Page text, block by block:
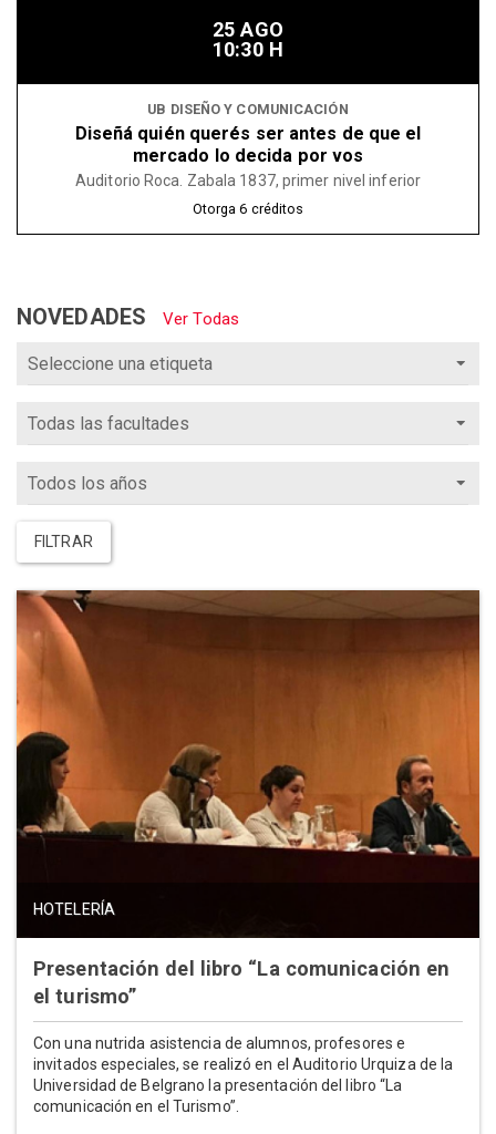
25 AGO
10:30 H
UB DISEÑO Y COMUNICACIÓN
Diseñá quién querés ser antes de que el
mercado lo decida por vos
Auditorio Roca. Zabala 1837, primer nivel inferior
Otorga6 créditos
NOVEDADES Ver Todas
FILTRAR
HOTELERÍA
Presentación del libro “La comunicación en
el turismo”
Con una nutrida asistencia de alumnos, profesores e
invitados especiales, se realizó en el Auditorio Urquiza de la
Universidad de Belgrano la presentación del libro “La
comunicación en el Turismo”.